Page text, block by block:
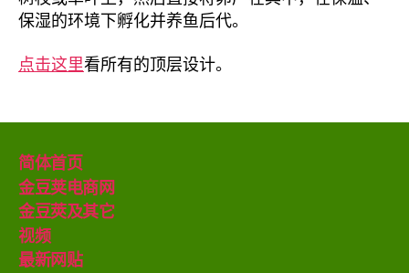
保湿的环境下孵化并养鱼后代。
点击这里看所有的顶层设计。
简体首页
金豆荚电商网
金豆莢及其它
视频
最新网贴